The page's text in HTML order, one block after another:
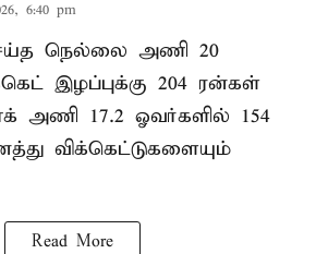
6:40 pm
நெல்லை அணி 20
இழப்புக்கு 204 ரன்கள்
அணி 17.2 ஓவர்களில் 154
விக்கெட்டுகளையும்
Read More